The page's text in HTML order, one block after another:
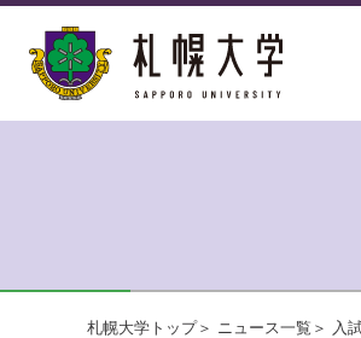
札幌大学トップ ニュース一覧 入